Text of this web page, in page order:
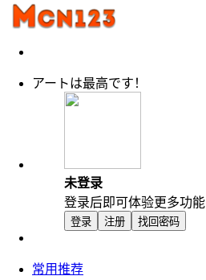
アートは最高です！
未登录
登录后即可体验更多功能
登录 注册 找回密码
常用推荐